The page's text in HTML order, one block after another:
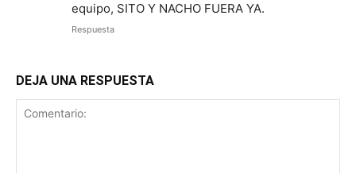
equipo, SITO Y NACHO FUERA YA.
Respuesta
DEJA UNA RESPUESTA